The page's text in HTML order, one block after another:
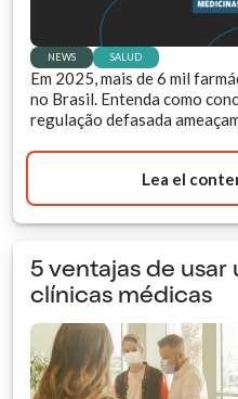
NEWS SALUD
Em 2025, mais de 6 mil
no Brasil. Entenda como
regulação defasada
Lea el
5 ventajas de
clínicas médicas